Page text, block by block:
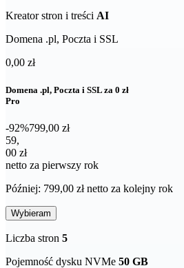
Kreator stron i treści AI
Domena .pl, Poczta i SSL
0,00 zł
Domena .pl, Poczta i SSL za 0 zł
Pro
-92%799,00 zł
59,00 zł netto za pierwszy rok
59,
00 zł
netto za pierwszy rok
Później: 799,00 zł netto za kolejny rok
Wybieram
Liczba stron 5
Pojemność dysku NVMe 50 GB